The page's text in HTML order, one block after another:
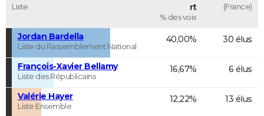
Liste
rt
% des voix
(France)
Jordan Bardella
Liste du Rassemblement National
40,00% 30 élus
François-Xavier Bellamy
Liste des Républicains
16,67% 6 élus
Valérie Hayer
Liste Ensemble
12,22% 13 élus